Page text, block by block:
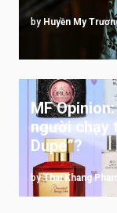
by Huyền My
MF
người chạy
Dupe”?
byThai Khang